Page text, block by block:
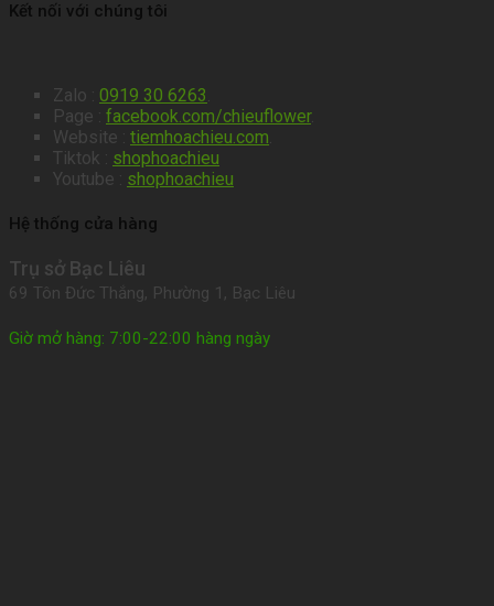
Kết nối với chúng tôi
Zalo : 0919 30 6263
Page : facebook.com/chieuflower.
Website : tiemhoachieu.com
Tiktok : shophoachieu
Youtube : shophoachieu
Hệ thống cửa hàng
Trụ sở Bạc Liêu
69 Tôn Đức Thắng, Phường 1, Bạc Liêu
Giờ mở hàng: 7:00-22:00 hàng ngày